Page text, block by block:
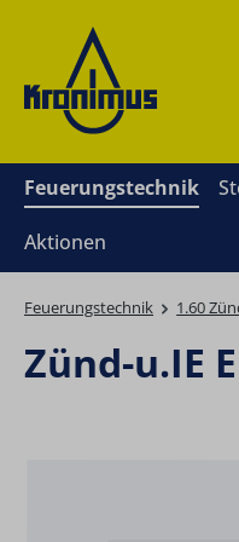
Zur
Feuerungstechnik
Aktionen
Feuerungstechnik 1.60
Zünd-u.IE